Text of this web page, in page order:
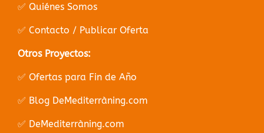
✅ Quiénes Somos
✅ Contacto / Publicar Oferta
Otros Proyectos:
✅ Ofertas para Fin de Año
✅ Blog DeMediterràning.com
✅ DeMediterràning.com